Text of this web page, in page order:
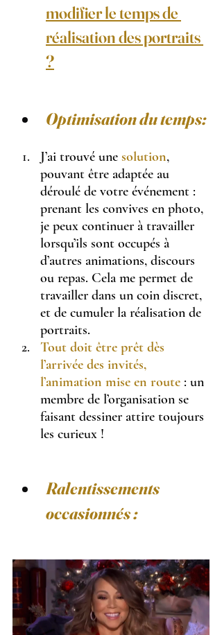
modifier le temps de
réalisation des portraits
?
Optimisation du temps:
J’ai trouvé une solution,
pouvant être adaptée au
déroulé de votre événement :
prenant les convives en photo,
je peux continuer à travailler
lorsqu’ils sont occupés à
d’autres animations, discours
ou repas. Cela me permet de
travailler dans un coin discret,
et de cumuler la réalisation de
portraits.
Tout doit être prêt dès
l’arrivée des invités,
l’animation mise en route : un
membre de l’organisation se
faisant dessiner attire toujours
les curieux !
Ralentissements
occasionnés :